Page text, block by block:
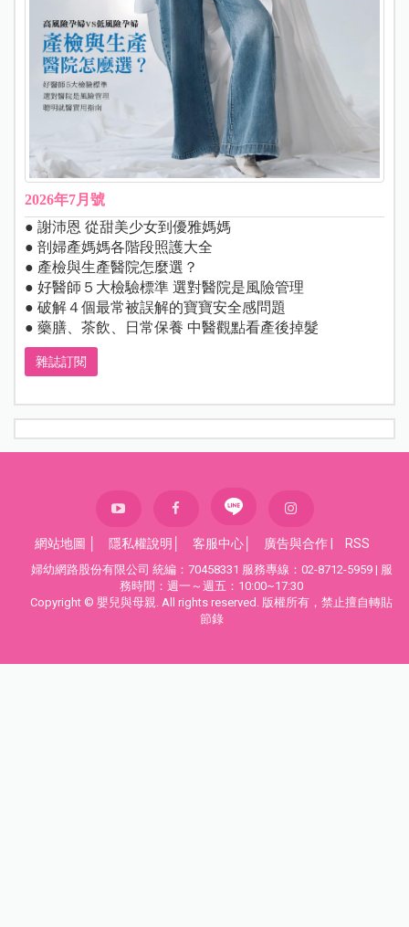
2026年7月號
● 謝沛恩 從甜美少女到優雅媽媽
● 剖婦產媽媽各階段照護大全
● 產檢與生產醫院怎麼選？
● 好醫師５大檢驗標準 選對醫院是風險管理
● 破解４個最常被誤解的寶寶安全感問題
● 藥膳、茶飲、日常保養 中醫觀點看產後掉髮
雜誌訂閱
網站地圖 隱私權說明 客服中心 廣告與合作| RSS
婦幼網路股份有限公司 統編：70458331 服務專線：02-8712-5959 | 服
務時間：週一～週五：10:00~17:30
Copyright © 嬰兒與母親. All rights reserved. 版權所有，禁止擅自轉貼
節錄